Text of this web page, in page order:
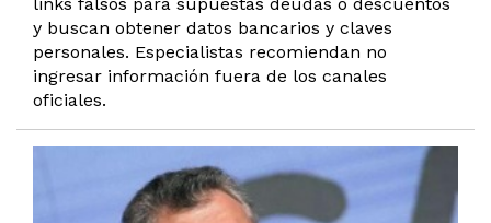
y buscan obtener datos bancarios y claves
personales. Especialistas recomiendan no
ingresar información fuera de los canales
oficiales.